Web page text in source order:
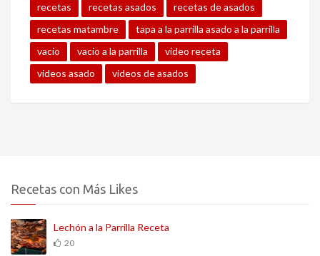
recetas
recetas asados
recetas de asados
recetas matambre
tapa a la parrilla asado a la parrilla
vacio
vacio a la parrilla
video receta
videos asado
videos de asados
Recetas con Más Likes
Lechón a la Parrilla Receta
20